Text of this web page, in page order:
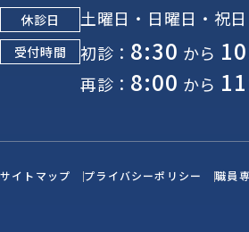
休診日 土曜日・日曜日・祝
受付時間 初診： 8:30 から
再診： 8:00 から
サイトマップ プライバシーポリシー 職員